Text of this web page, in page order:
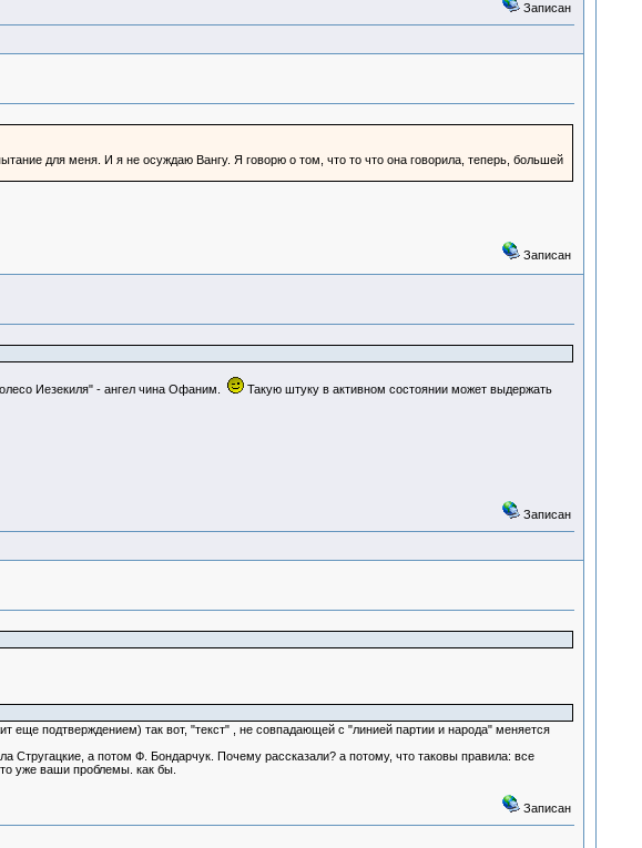
Записан
для меня. И я не осуждаю Вангу. Я говорю о том, что то что она говорила, теперь, большей
Записан
Иезекиля" - ангел чина Офаним.
Такую штуку в активном состоянии может выдержать
Записан
подтверждением) так вот, "текст" , не совпадающей с "линией партии и народа" меняется
а потом Ф. Бондарчук. Почему рассказали? а потому, что таковы правила: все
уже ваши проблемы. как бы.
Записан